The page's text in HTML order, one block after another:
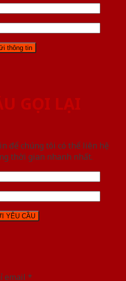
GỌI LẠI
để chúng tôi có thể liên hệ
thời gian nhanh nhất.
email *